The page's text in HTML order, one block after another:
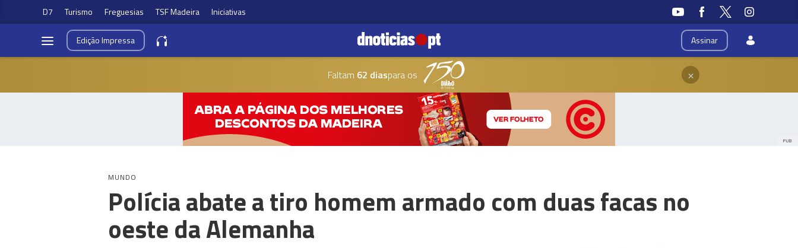
D7 Turismo Freguesias TSF Madeira Iniciativas
Assinar
EdiçãoImpressa
Faltam 62 diaspara os ×
PUB
MUNDO
Polícia abate a tiro homem armado com duas facas no
oeste da Alemanha